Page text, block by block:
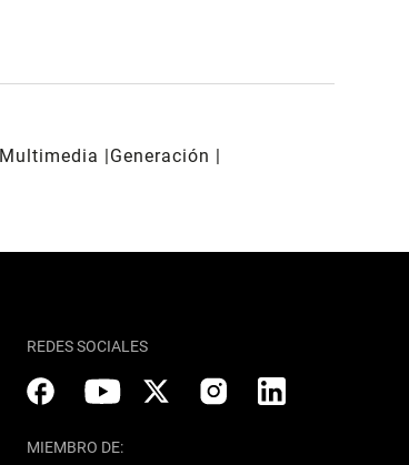
Multimedia
Generación
REDES SOCIALES
MIEMBRO DE: